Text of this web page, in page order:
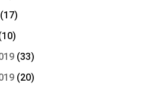
(17)
(33)
(20)